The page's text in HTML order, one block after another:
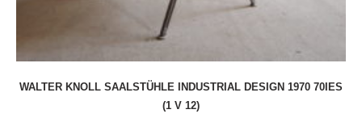
WALTER KNOLL SAALSTÜHLE INDUSTRIAL DESIGN 1970 70IES
(1 V 12)